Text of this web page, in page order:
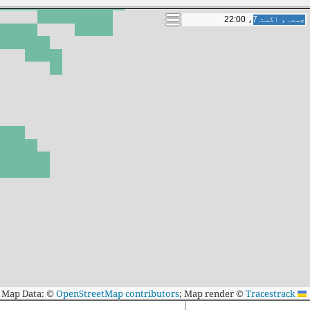
ہفتہ، اگست 8، 16:00
ہفتہ، اگست 8، 16:00
Map Data: ©OpenStreetMap contributors; Map render ©Tracestrack